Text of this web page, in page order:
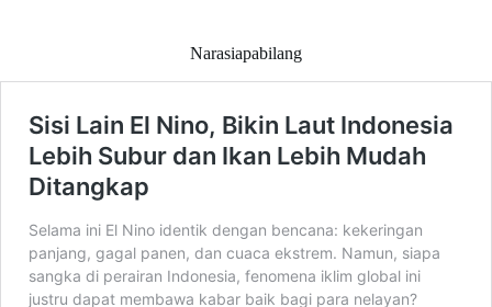
Narasiapabilang